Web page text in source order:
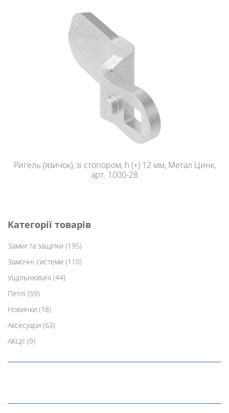
Ригель (язичок), зі стопором, h (+) 12 мм, Метал Цинк,
арт. 1000-28
Категорії товарів
Замки та защіпки (195)
Замочні системи (110)
Ущільнювачі (44)
Петлі (59)
Новинки (18)
Аксесуари (63)
АКЦІЇ (9)